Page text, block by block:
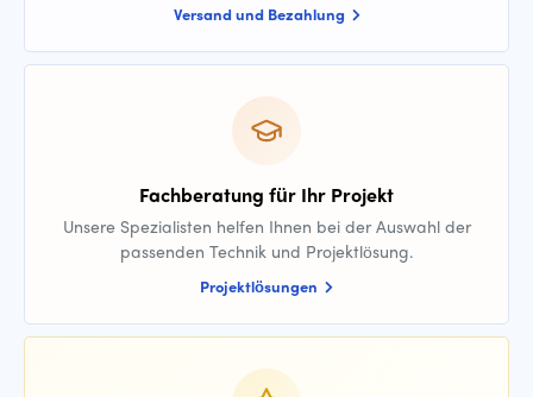
Versand und Bezahlung
Fachberatung für Ihr Projekt
Unsere Spezialisten helfen Ihnen bei der Auswahl der
passenden Technik und Projektlösung.
Projektlösungen